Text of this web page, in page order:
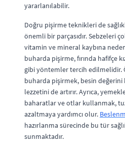
yararlanılabilir.
Doğru pişirme teknikleri de
önemli bir parçasıdır. Sebzeleri
vitamin ve mineral kaybına
buharda pişirme, fırında hafifçe
gibi yöntemler tercih edilmelidir.
buharda pişirmek, besin değerini
lezzetini de artırır. Ayrıca,
baharatlar ve otlar kullanmak,
azaltmaya yardımcı olur.
hazırlanma sürecinde bu tür
sunmaktadır.